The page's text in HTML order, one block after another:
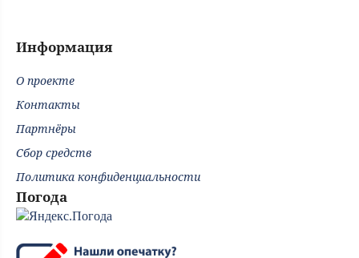
Информация
О проекте
Контакты
Партнёры
Сбор средств
Политика конфиденциальности
Погода